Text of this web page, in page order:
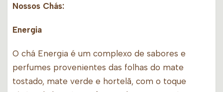
Nossos Chás:
Energia
O chá Energia é um complexo de sabores e
perfumes provenientes das folhas do mate
tostado, mate verde e hortelã, com o toque